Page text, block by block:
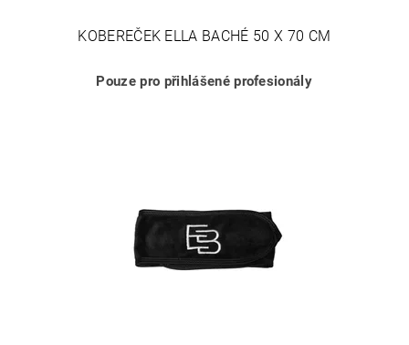
KOBEREČEK ELLA BACHÉ 50 X 70 CM
Pouze pro přihlášené profesionály